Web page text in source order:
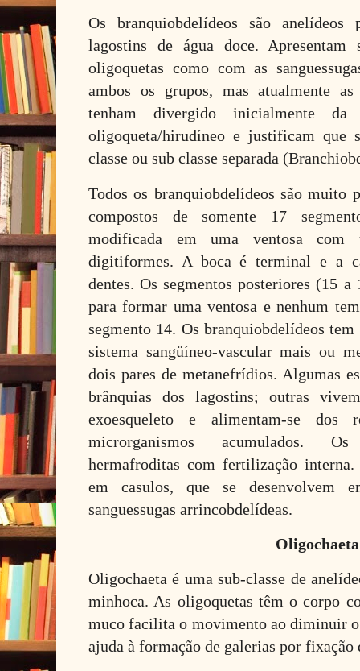
Os branquiobdelídeos são anelídeos
lagostins de água doce. Apresentam
oligoquetas como com as
ambos os grupos, mas atualmente
tenham divergido inicialmente
oligoqueta/hirudíneo e justificam que
classe ou sub classe separada
Todos os branquiobdelídeos são muito
compostos de somente 17
modificada em uma ventosa com
digitiformes. A boca é terminal e a
dentes. Os segmentos posteriores (15
para formar uma ventosa e nenhum
segmento 14. Os branquiobdelídeos
sistema sangüíneo-vascular mais ou
dois pares de metanefrídios. Algumas
brânquias dos lagostins; outras
exoesqueleto e alimentam-se dos
microrganismos acumulados.
hermafroditas com fertilização interna.
em casulos, que se desenvolvem
sanguessugas arrincobdelídeas.
Oligochaeta
Oligochaeta é uma sub-classe de
minhoca. As oligoquetas têm o corpo
muco facilita o movimento ao diminuir
ajuda à formação de galerias por fixação